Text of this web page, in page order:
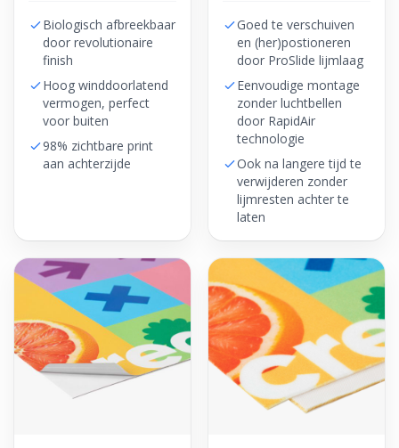
Biologisch afbreekbaar
door revolutionaire
finish
Hoog winddoorlatend
vermogen, perfect
voor buiten
98% zichtbare print
aan achterzijde
Goed te verschuiven
en (her)postioneren
door ProSlide lijmlaag
Eenvoudige montage
zonder luchtbellen
door RapidAir
technologie
Ook na langere tijd te
verwijderen zonder
lijmresten achter te
laten